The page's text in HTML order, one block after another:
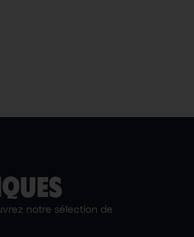
notre sélection de